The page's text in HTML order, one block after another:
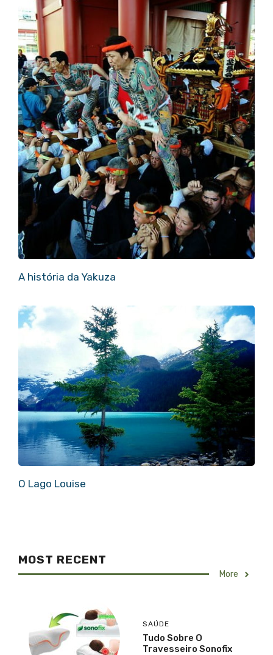
A história da Yakuza
O Lago Louise
MOST RECENT
More
SAÚDE
Tudo Sobre O
Travesseiro Sonofix